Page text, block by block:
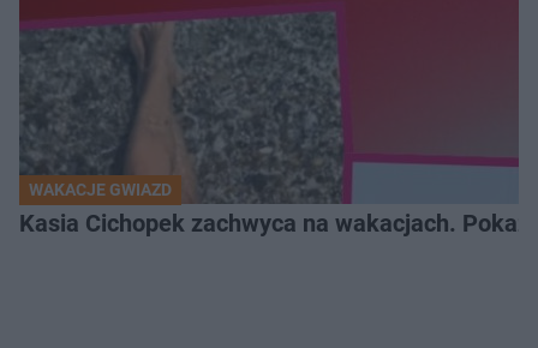
WAKACJE GWIAZD
Kasia Cichopek zachwyca na wakacjach.